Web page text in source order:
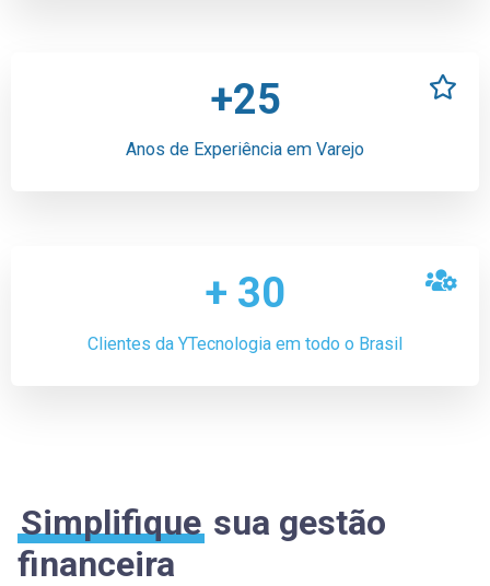
99
4
5
6
9
+2
3
6
7
8
5
6
9
Anos de Experiência em Varejo
+
0
3
4
9
0
1
6
Clientes da YTecnologia em todo o Brasil
Simplifique sua gestão
financeira